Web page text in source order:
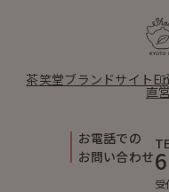
茶笑堂ブランドサイト
直
お電話での
お問い合わせ6